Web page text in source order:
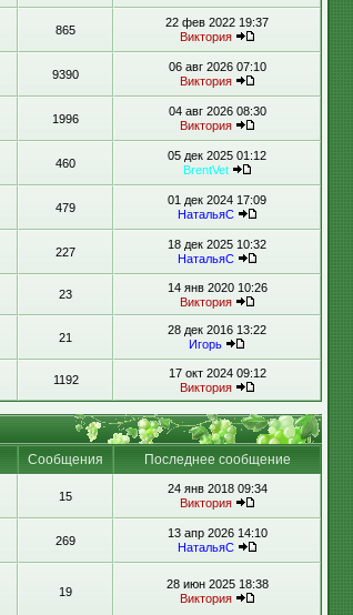
865
22 фев 2022 19:37
Виктория
9390
06 авг 2026 07:10
Виктория
1996
04 авг 2026 08:30
Виктория
460
05 дек 2025 01:12
BrentVet
479
01 дек 2024 17:09
НатальяС
227
18 дек 2025 10:32
НатальяС
23
14 янв 2020 10:26
Виктория
21
28 дек 2016 13:22
Игорь
1192
17 окт 2024 09:12
Виктория
Сообщения
Последнее сообщение
15
24 янв 2018 09:34
Виктория
269
13 апр 2026 14:10
НатальяС
19
28 июн 2025 18:38
Виктория